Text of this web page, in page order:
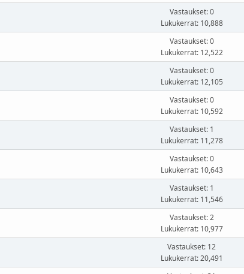
Vastaukset: 0
Lukukerrat: 10,888
Vastaukset: 0
Lukukerrat: 12,522
Vastaukset: 0
Lukukerrat: 12,105
Vastaukset: 0
Lukukerrat: 10,592
Vastaukset: 1
Lukukerrat: 11,278
Vastaukset: 0
Lukukerrat: 10,643
Vastaukset: 1
Lukukerrat: 11,546
Vastaukset: 2
Lukukerrat: 10,977
Vastaukset: 12
Lukukerrat: 20,491